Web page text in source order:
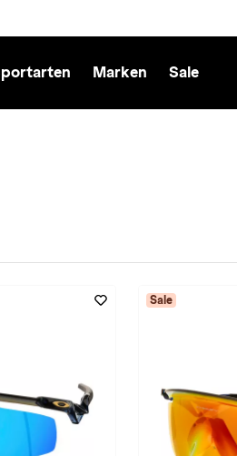
Marken Sale
Sale